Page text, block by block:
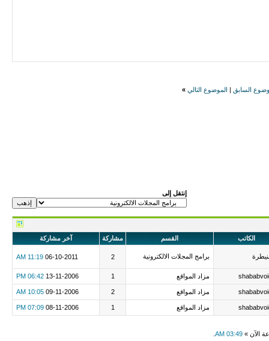
السابق الموضوع التالي »
إنتقل إلى
الكاتب القسم مشاركة آخر مشاركة
برامج المجلات الالكترونية 2
06-10-2011
11:19 AM
مزاد المواقع 1
13-11-2006
06:42 PM
مزاد المواقع 2
09-11-2006
10:05 AM
مزاد المواقع 1
08-11-2006
07:09 PM
الآن » 03:49 AM